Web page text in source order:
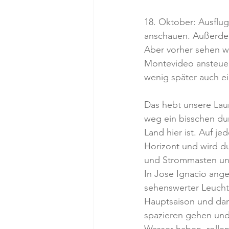
18. Oktober:
anschauen.
Aber vorher sehen
Montevideo
wenig später auch
Das hebt unsere
weg ein bisschen
Land hier ist. Auf
Horizont und wird
und Strommasten
In Jose Ignacio
sehenswerter
Hauptsaison und
spazieren gehen